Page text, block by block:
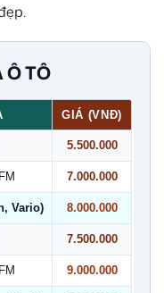
Ô TÔ
GIÁ (VNĐ)
5.500.000
7.000.000
Vario) 8.000.000
7.500.000
9.000.000